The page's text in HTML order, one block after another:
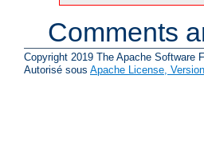
Comments
Copyright 2019 The Apache Software
Autorisé sous Apache License,